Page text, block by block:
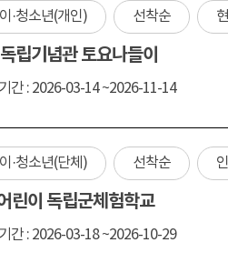
·청소년(개인) 선착순
립기념관 토요나들이
간 : 2026-03-14 ~2026-11-14
·청소년(단체) 선착순
린이 독립군체험학교
간 : 2026-03-18 ~2026-10-29